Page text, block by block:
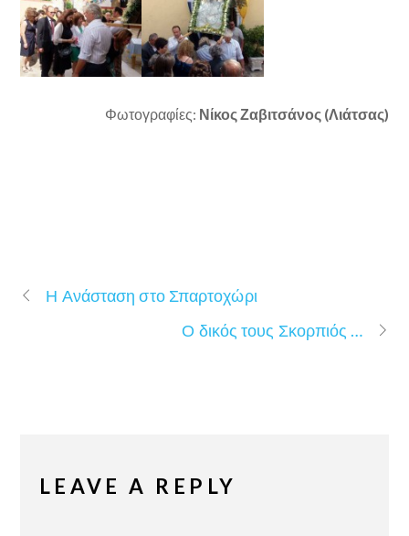
Φωτογραφίες: Νίκος Ζαβιτσάνος (Λιάτσας)
Η Ανάσταση στο Σπαρτοχώρι
Ο δικός τους Σκορπιός …
LEAVE A REPLY